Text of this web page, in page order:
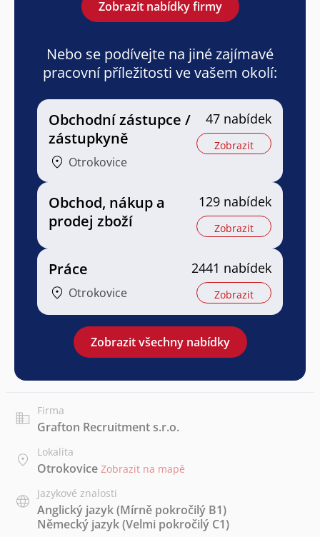
Zobrazit nabídky firmy
Nebo se podívejte na jiné zajímavé
pracovní příležitosti ve vašem okolí:
Obchodní zástupce /
zástupkyně
Otrokovice
47 nabídek
Zobrazit
Obchod, nákup a
prodej zboží
129 nabídek
Zobrazit
Práce
Otrokovice
2441 nabídek
Zobrazit
Zobrazit všechny nabídky
Firma
Grafton Recruitment s.r.o.
Lokalita
Otrokovice Zobrazit na mapě
Jazykové znalosti
Anglický jazyk(Mírně pokročilý B1)
Německý jazyk(Velmi pokročilý C1)